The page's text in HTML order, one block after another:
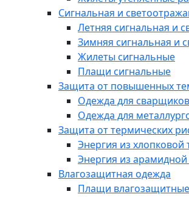
Сигнальная и
Летняя сигнальная и
Зимняя сигнальная и
Жилеты сигнальные
Плащи сигнальные
Защита от повышенных
Одежда для сварщиков
Одежда для
Защита от термических
Энергия из хлопковой
Энергия из арамидной
Влагозащитная одежда
Плащи влагозащитные